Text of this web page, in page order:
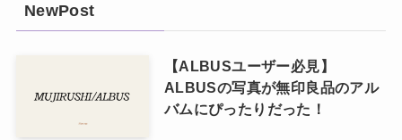
NewPost
【ALBUSユーザー必見】
ALBUSの写真が無印良品のアル
バムにぴったりだった！